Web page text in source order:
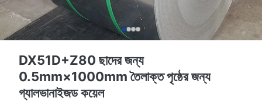
DX51D+Z80 ছাদের জন্য
0.5mm×1000mm তৈলাক্ত পৃষ্ঠের জন্য
গ্যালভানাইজড কয়েল